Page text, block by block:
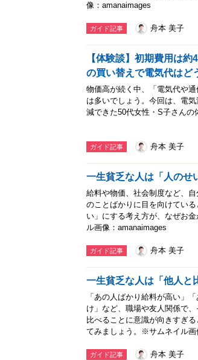
像：amanaimages
ガイド記事 舟本 美子
【体験談】初期費用は
の買い替えで電気代はど
物価高が続く中、「電気代や
は多いでしょう。今回は、電
減できた50代女性・S子さん
ガイド記事 舟本 美子
一生貧乏な人は「人のせ
給料や物価、社会制度など、
のことばかりに目を向けてい
い」にする考え方が、なぜお
ル画像：amanaimages
ガイド記事 舟本 美子
一生貧乏な人は「他人と
「あの人ばかり給料が高い」
け」など、職場や友人関係で
比べることに意識が向きすぎ
てみましょう。※サムネイル画
ガイド記事 舟本 美子